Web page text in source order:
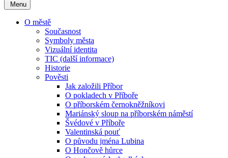
Menu
O městě
Současnost
Symboly města
Vizuální identita
TIC (další informace)
Historie
Pověsti
Jak založili Příbor
O pokladech v Příboře
O příborském černokněžníkovi
Mariánský sloup na příborském náměstí
Švédové v Příboře
Valentinská pouť
O původu jména Lubina
O Hončově hůrce